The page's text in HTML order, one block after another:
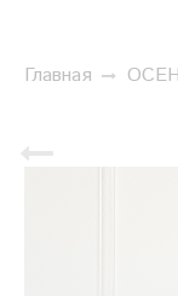
Главная